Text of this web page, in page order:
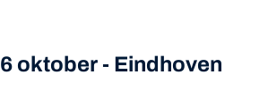
6 oktober - Eindhoven